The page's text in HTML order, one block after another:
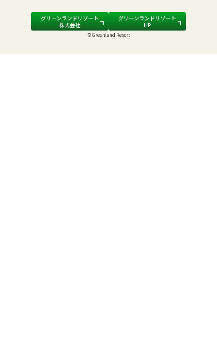
グリーンランドリゾート
株式会社
グリーンランドリゾート
HP
©Greenland Resort